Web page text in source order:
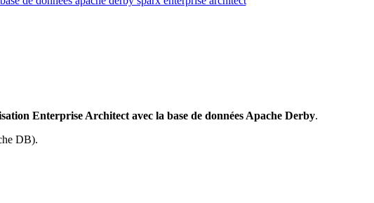
Enterprise Architect avec la base de données Apache Derby.
DB).